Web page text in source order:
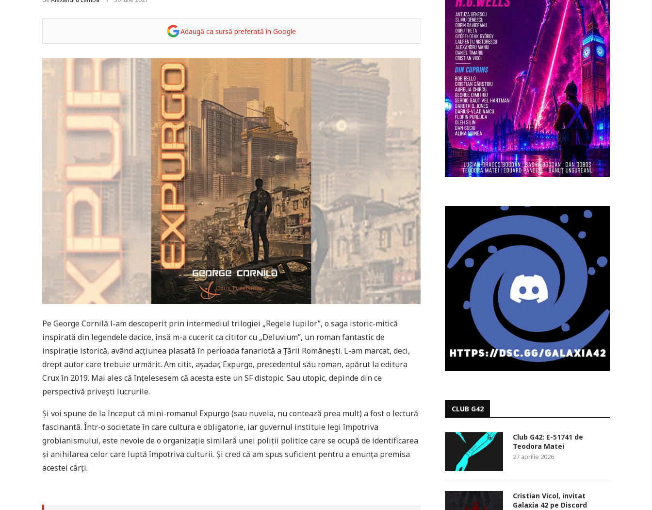
Adaugă ca sursă preferată în Google
Pe George Cornilă l-am descoperit prin intermediul trilogiei „Regele lupilor”, o saga istoric-mitică
inspirată din legendele dacice, însă m-a cucerit ca cititor cu „Deluvium”, un roman fantastic de
inspirație istorică, având acțiunea plasată în perioada fanariotă a Țării Românești. L-am marcat, deci,
drept autor care trebuie urmărit. Am citit, așadar, Expurgo, precedentul său roman, apărut la editura
Crux în 2019. Mai ales că înțelesesem că acesta este un SF distopic. Sau utopic, depinde din ce
perspectivă privești lucrurile.
Și voi spune de la început că mini-romanul Expurgo (sau nuvela, nu contează prea mult) a fost o lectură
fascinantă. Într-o societate în care cultura e obligatorie, iar guvernul instituie legi împotriva
grobianismului, este nevoie de o organizație similară unei poliții politice care se ocupă de identificarea
și anihilarea celor care luptă împotriva culturii. Și cred că am spus suficient pentru a enunța premisa
acestei cărți.
CLUB G42
Club G42: E-51741 de
Teodora Matei
27 aprilie 2026
Cristian Vicol, invitat
Galaxia 42 pe Discord